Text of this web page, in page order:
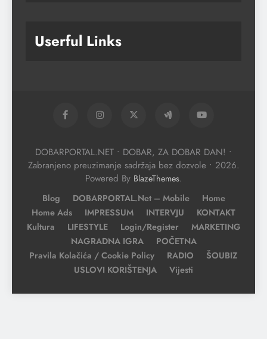
Userful Links
DOBARPORTAL.NET • DOBAR, ZA DOBAR DAN! •
Zabranjeno preuzimanje sadržaja bez dozvole • 2026.
Powered By BlazeThemes.
Blog DOBARPORTAL.net – Mobile
Home
Home Ads
IMPRESSUM INTERVJU
KONTAKT
Kultura
LIFESTYLE Login/Register
MARKETING
NAGRADNA IGRA
POČETNA
Pravila Kolačića / Cookie Policy
RADIO
ŠOUBIZ
USLOVI KORIŠTENJA
Vijesti